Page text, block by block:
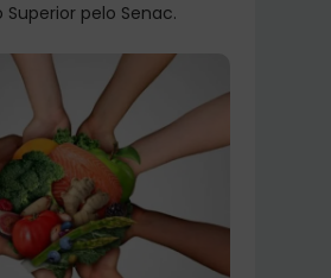
Superior pelo Senac.